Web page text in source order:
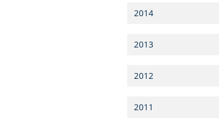
2014
2013
2012
2011